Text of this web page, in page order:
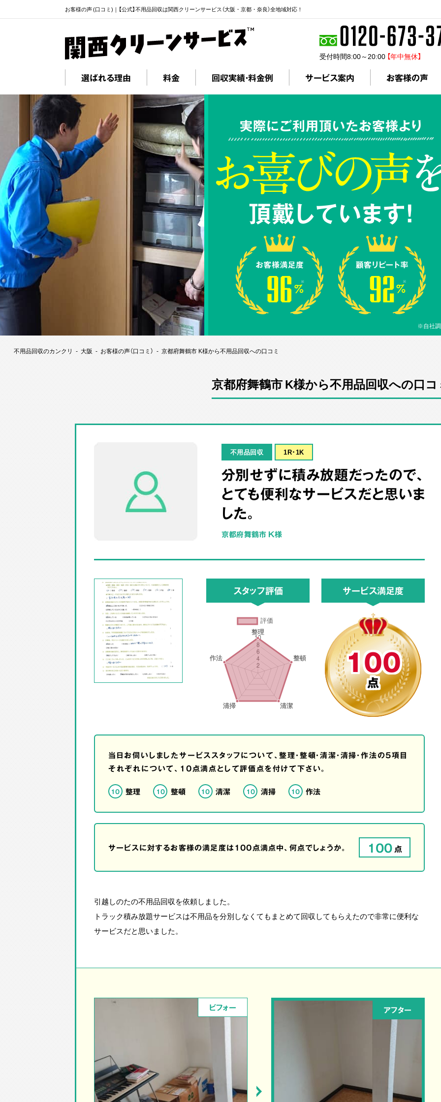
お客様の声 (口コミ)｜【公式】不用品回収は関西クリーンサービス（大阪・京都・奈良）全地域対応！
受付時間8:00～20:00 【年中無休】
選ばれる理由 料金 回収実績・料金例 サービス案内 お客様の声
実際にご利用頂いたお客様より
頂戴しています!
※自社
不用品回収のカンクリ 大阪 お客様の声（口コミ） 京都府舞鶴市 K様から不用品回収への口コミ
京都府舞鶴市 K様から不用品回収への口
不用品回収 1R･1K
分別せずに積み放題だったので、
とても便利なサービスだと思いま
した。
京都府舞鶴市 K様
スタッフ評価 サービス満足度
100
点
当日お伺いしましたサービススタッフについて、整理・整頓・清潔・清掃・作法の5項目
それぞれについて、10点満点として評価点を付けて下さい。
10 整理 10 整頓 10 清潔 10 清掃 10 作法
サービスに対するお客様の満足度は100点満点中、何点でしょうか。 100点
引越しのたの不用品回収を依頼しました。
トラック積み放題サービスは不用品を分別しなくてもまとめて回収してもらえたので非常に便利な
サービスだと思いました。
ビフォー アフター